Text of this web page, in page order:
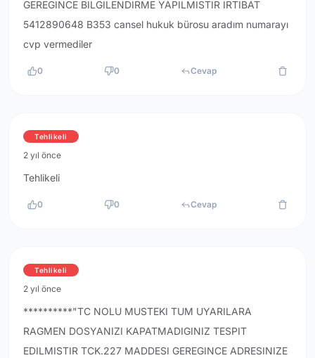
GEREGINCE BILGILENDIRME YAPILMISTIR IRTIBAT
5412890648 B353 cansel hukuk bürosu aradım numarayı
cvp vermediler
0 0 Cevap
Tehlikeli
2 yıl önce
Tehlikeli
0 0 Cevap
Tehlikeli
2 yıl önce
**********"TC NOLU MUSTEKI TUM UYARILARA
RAGMEN DOSYANIZI KAPATMADIGINIZ TESPIT
EDILMISTIR TCK.227 MADDESI GEREGINCE ADRESINIZE